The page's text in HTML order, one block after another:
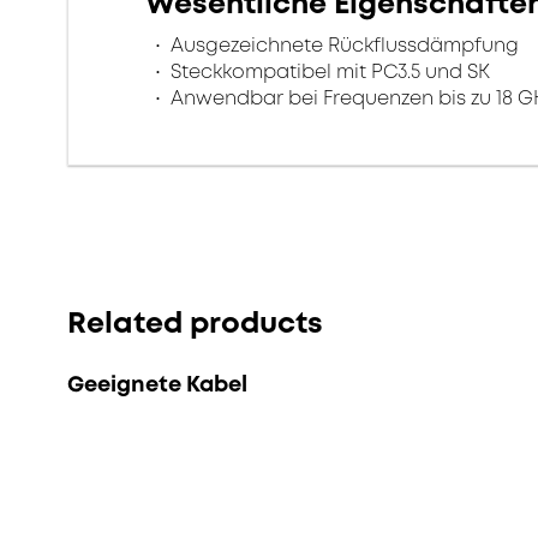
Ausgezeichnete Rückflussdämpfung
Steckkompatibel mit PC3.5 und SK
Anwendbar bei Frequenzen bis zu 18
Related products
Geeignete Kabel